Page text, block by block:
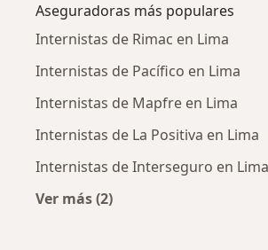
Aseguradoras más populares
Internistas de Rimac en Lima
Internistas de Pacífico en Lima
Internistas de Mapfre en Lima
Internistas de La Positiva en Lima
Internistas de Interseguro en Lima
Ver más (2)